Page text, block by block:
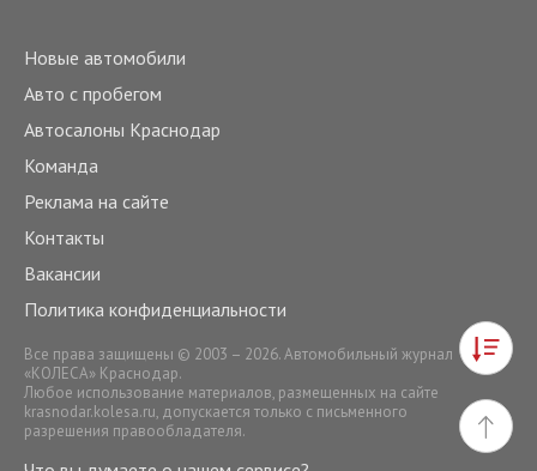
Новые автомобили
Авто с пробегом
Автосалоны Краснодар
Команда
Реклама на сайте
Контакты
Вакансии
Политика конфиденциальности
Все права защищены © 2003 – 2026. Автомобильный журнал
«КОЛЕСА» Краснодар.
Любое использование материалов, размещенных на сайте
krasnodar.kolesa.ru, допускается только с письменного
разрешения правообладателя.